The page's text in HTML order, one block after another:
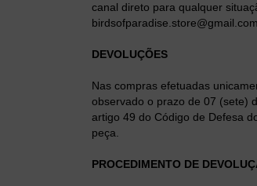
canal direto para qualquer
birdsofparadise.store@gmail.com
DEVOLUÇÕES
Nas compras efetuadas
observado o prazo de 07 (sete)
artigo 49 do Código de Defesa
peça.
PROCEDIMENTO DE